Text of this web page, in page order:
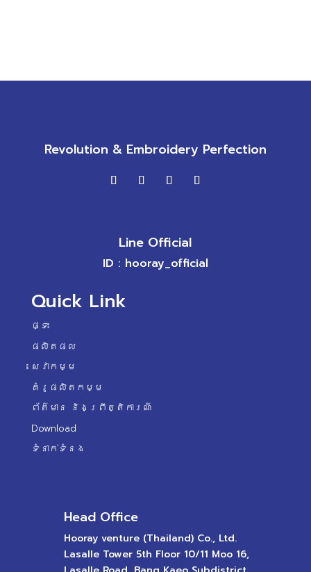
Revolution & Embroidery Perfection
Line Official
ID : hooray_official
Quick Link
ផ្ទះ
ផលិតផល
សេវាកម្ម
គំរូផលិតកម្ម
ព័ត៌មាន និងព្រឹត្តិការណ៍
Download
ទំនាក់ទំនង
Head Office
Hooray venture (Thailand) Co., Ltd.
Lasalle Tower 5th Floor 10/11 Moo 16,